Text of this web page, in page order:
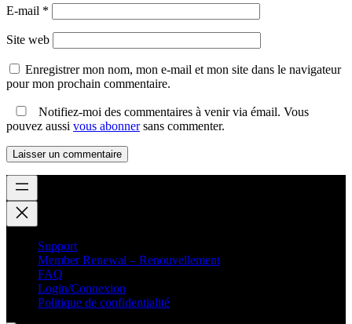
E-mail *
Site web
Enregistrer mon nom, mon e-mail et mon site dans le navigateur
pour mon prochain commentaire.
Notifiez-moi des commentaires à venir via émail. Vous
pouvez aussi vous abonnersans commenter.
Support
Member Renewal – Renouvellement
FAQ
Login/Connexion
Politique de confidentialité